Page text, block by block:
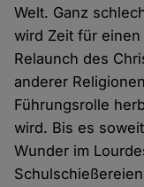
Welt. Ganz
wird Zeit für
Relaunch des
anderer
Führungsrolle
wird. Bis es
Wunder im